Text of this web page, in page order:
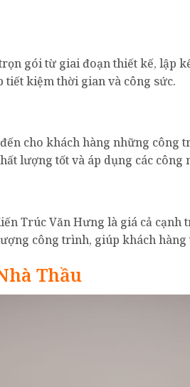
gói từ giai đoạn thiết kế, lập
tiết kiệm thời gian và công sức.
cho khách hàng những công
lượng tốt và áp dụng các
Trúc Văn Hưng là giá cả cạnh
công trình, giúp khách hàng
Thầu